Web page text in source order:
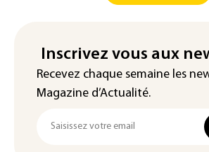
Inscrivez vous aux
Recevez chaque semaine les
Magazine d’Actualité.